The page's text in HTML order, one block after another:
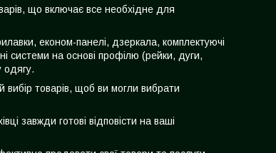
що включає все необхідне для
економ-панелі, дзеркала, комплектуючі
системи на основі профілю (рейки, дуги,
одягу.
вибір товарів, щоб ви могли вибрати
завжди готові відповісти на ваші